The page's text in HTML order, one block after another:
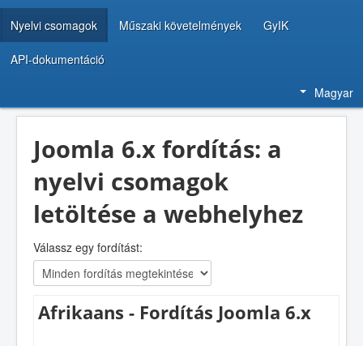
Nyelvi csomagok Műszaki követelmények GyIK
API-dokumentáció
Magyar
Joomla 6.x fordítás: a
nyelvi csomagok
letöltése a webhelyhez
Válassz egy fordítást:
Afrikaans - Fordítás Joomla 6.x